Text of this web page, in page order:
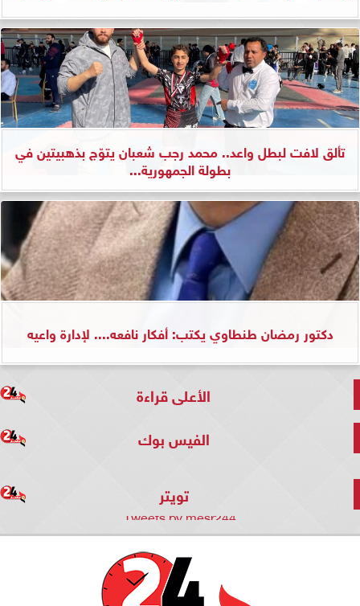
تألق لافت لبطل واعد.. محمد رجب شعبان يتوّج بذهبيتين في
بطولة الجمهورية...
دكتور رمضان طنطاوي يكتب: أفكار نافعه.... لإدارة واعيه
الأعلى قراءة
الفيس بوك
تويتر
Tweets by mesr244